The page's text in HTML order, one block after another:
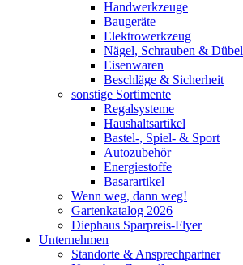
Handwerkzeuge
Baugeräte
Elektrowerkzeug
Nägel, Schrauben & Dübel
Eisenwaren
Beschläge & Sicherheit
sonstige Sortimente
Regalsysteme
Haushaltsartikel
Bastel-, Spiel- & Sport
Autozubehör
Energiestoffe
Basarartikel
Wenn weg, dann weg!
Gartenkatalog 2026
Diephaus Sparpreis-Flyer
Unternehmen
Standorte & Ansprechpartner